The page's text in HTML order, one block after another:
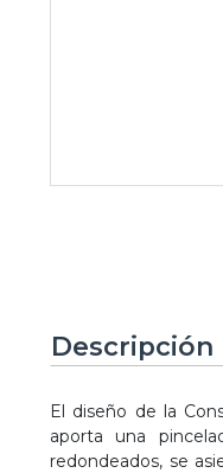
Descripción
El diseño de la
aporta una
redondeados, se